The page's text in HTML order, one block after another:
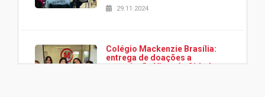
29.11.2024
Colégio Mackenzie Brasília:
entrega de doações a
associação Viver da Cidade